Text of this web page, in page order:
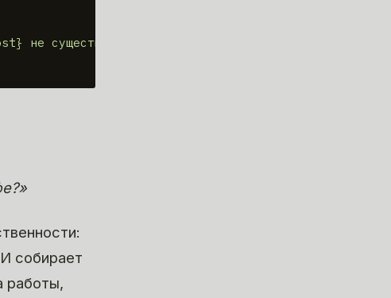
не существует в базе нормоконтроля"
собирает
работы,